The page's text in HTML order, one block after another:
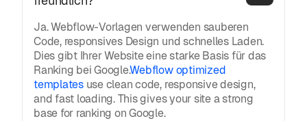
Ja. Webflow-Vorlagen verwenden sauberen
Code, responsives Design und schnelles Laden.
Dies gibt Ihrer Website eine starke Basis für das
Ranking bei Google.Webflow optimized
templatesuse clean code, responsive design,
and fast loading. This gives your site a strong
base for ranking on Google.